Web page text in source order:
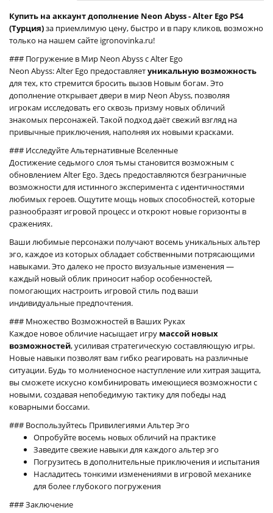
Купить на аккаунт дополнение Neon Abyss - Alter Ego PS4
(Турция)за приемлимую цену, быстро и в пару кликов, возможно
только на нашем сайте igronovinka.ru!
### Погружение в Мир Neon Abyss с Alter Ego
Neon Abyss: Alter Ego предоставляетуникальную возможность
для тех, кто стремится бросить вызов Новым богам. Это
дополнение открывает двери в мир Neon Abyss, позволяя
игрокам исследовать его сквозь призму новых обличий
знакомых персонажей. Такой подход даёт свежий взгляд на
привычные приключения, наполняя их новыми красками.
### Исследуйте Альтернативные Вселенные
Достижение седьмого слоя тьмы становится возможным с
обновлением Alter Ego. Здесь предоставляются безграничные
возможности для истинного эксперимента с идентичностями
любимых героев. Ощутите мощь новых способностей, которые
разнообразят игровой процесс и откроют новые горизонты в
сражениях.
Ваши любимые персонажи получают восемь уникальных альтер
эго, каждое из которых обладает собственными потрясающими
навыками. Это далеко не просто визуальные изменения —
каждый новый облик приносит набор особенностей,
помогающих настроить игровой стиль под ваши
индивидуальные предпочтения.
### Множество Возможностей в Ваших Руках
Каждое новое обличие насыщает игру массой новых
возможностей, усиливая стратегическую составляющую игры.
Новые навыки позволят вам гибко реагировать на различные
ситуации. Будь то молниеносное наступление или хитрая защита,
вы сможете искусно комбинировать имеющиеся возможности с
новыми, создавая непобедимую тактику для победы над
коварными боссами.
### Воспользуйтесь Привилегиями Альтер Эго
Опробуйте восемь новых обличий на практике
Заведите свежие навыки для каждого альтер эго
Погрузитесь в дополнительные приключения и испытания
Насладитесь тонкими изменениями в игровой механике
для более глубокого погружения
### Заключение